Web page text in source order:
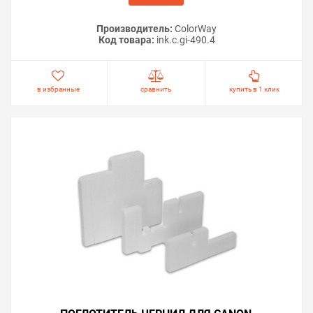
Если принтер не входит в сервисный режим —
не следует приобретать ключ. Убедитесь, что
процедура входа выполняется корректно и модель
поддерживает данный режим. После сброса памперса
на Canon PIXMA G2411 рекомендуем осмотреть
или промыть и высушить. Это позволит избежать
Производитель: ColorWay
Код товара: ink.c.gi-490.4
в избранные сравнить купить в 1 клик